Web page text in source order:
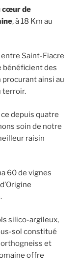
cœur de
, à 18 Km au
Saint-Fiacre
bénéficient des
ainsi au
terroir.
depuis quatre
soin de notre
raisin
60 de vignes
silico-argileux,
sol constitué
et
offre